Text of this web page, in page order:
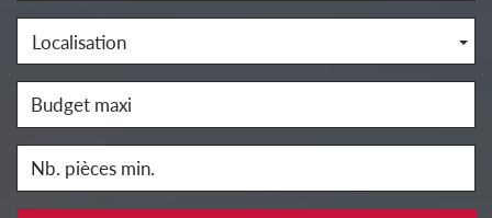
Localisation